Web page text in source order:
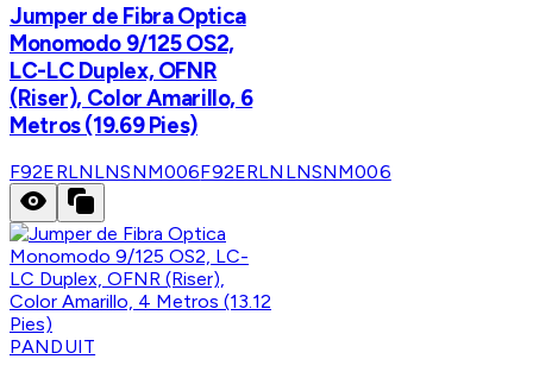
Jumper de Fibra Optica
Monomodo 9/125 OS2,
LC-LC Duplex, OFNR
(Riser), Color Amarillo, 6
Metros (19.69 Pies)
F92ERLNLNSNM006F92ERLNLNSNM006
PANDUIT